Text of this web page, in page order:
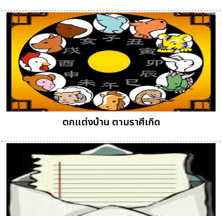
ตกแต่งบ้าน ตามราศีเกิด